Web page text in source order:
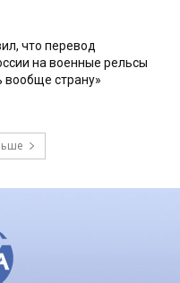
что перевод
на военные рельсы
вообще страну»